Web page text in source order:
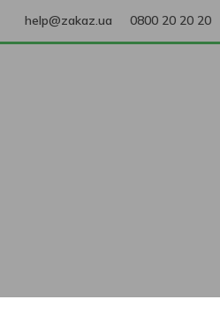
help@zakaz.ua 0800 20 20 20